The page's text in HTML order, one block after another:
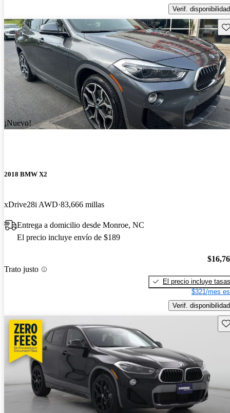
Verif. disponibilidad
¡Nuevo!
2018 BMW X2
xDrive28i AWD 83,666 millas
Entrega a domicilio desde Monroe, NC
El precio incluye envío de $189
Trato justo
El precio incluye tasas
$321/mes
Verif. disponibilidad